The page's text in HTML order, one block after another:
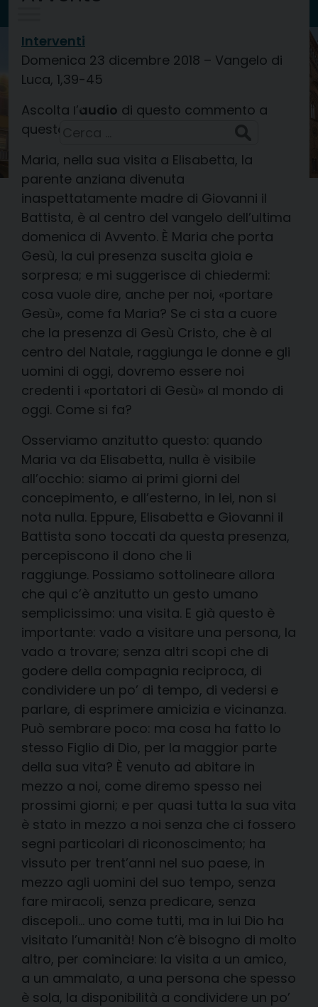
to
content
CREMA
8 Agosto 2026 San Domenico, sacerdote
Ricerca
Interventi
Domenica 23 dicembre 2018 – Vangelo di
Luca, 1,39-45
Ascolta l’audio di questo commento a
questo link
Maria, nella sua visita a Elisabetta, la
parente anziana divenuta
inaspettatamente madre di Giovanni il
Battista, è al centro del vangelo dell’ultima
domenica di Avvento. È Maria che porta
Gesù, la cui presenza suscita gioia e
sorpresa; e mi suggerisce di chiedermi:
cosa vuole dire, anche per noi, «portare
Gesù», come fa Maria? Se ci sta a cuore
che la presenza di Gesù Cristo, che è al
centro del Natale, raggiunga le donne e gli
uomini di oggi, dovremo essere noi
credenti i «portatori di Gesù» al mondo di
oggi. Come si fa?
Osserviamo anzitutto questo: quando
Maria va da Elisabetta, nulla è visibile
all’occhio: siamo ai primi giorni del
concepimento, e all’esterno, in lei, non si
nota nulla. Eppure, Elisabetta e Giovanni il
Battista sono toccati da questa presenza,
percepiscono il dono che li
raggiunge. Possiamo sottolineare allora
che qui c’è anzitutto un gesto umano
semplicissimo: una visita. E già questo è
importante: vado a visitare una persona, la
vado a trovare; senza altri scopi che di
godere della compagnia reciproca, di
condividere un po’ di tempo, di vedersi e
parlare, di esprimere amicizia e vicinanza.
Può sembrare poco: ma cosa ha fatto lo
stesso Figlio di Dio, per la maggior parte
della sua vita? È venuto ad abitare in
mezzo a noi, come diremo spesso nei
prossimi giorni; e per quasi tutta la sua vita
è stato in mezzo a noi senza che ci fossero
segni particolari di riconoscimento; ha
vissuto per trent’anni nel suo paese, in
mezzo agli uomini del suo tempo, senza
fare miracoli, senza predicare, senza
discepoli… uno come tutti, ma in lui Dio ha
visitato l’umanità! Non c’è bisogno di molto
altro, per cominciare: la visita a un amico,
a un ammalato, a una persona che spesso
è sola, la disponibilità a condividere un po’